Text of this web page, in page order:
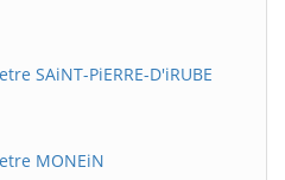
SAiNT-PiERRE-D'iRUBE
MONEiN